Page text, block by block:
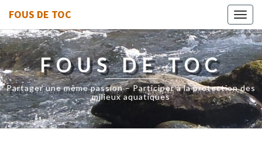
FOUS DE TOC
FOUS DE TOC
Partager une même passion – Participer à la protection des
milieux aquatiques